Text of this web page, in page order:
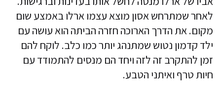
לאחר שמתרחש אסון מוצא עצמו ארלו באמצע שום
מקום. את הדרך הארוכה חזרה הביתה הוא עושה עם
ילד קדמון נטוש שמתנהג יותר כמו כלב. לוקח להם
זמן להתקרב זה לזה ויחד הם מנסים להתמודד עם
חיות טרף ואיתני הטבע.